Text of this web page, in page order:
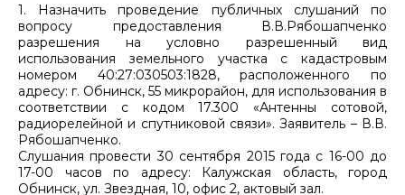
1. Назначить проведение публичных слушаний по
вопросу предоставления В.В.Рябошапченко
разрешения на условно разрешенный вид
использования земельного участка с кадастровым
номером 40:27:030503:1828, расположенного по
адресу: г. Обнинск, 55 микрорайон, для использования в
соответствии с кодом 17.300 «Антенны сотовой,
радиорелейной и спутниковой связи». Заявитель – В.В.
Рябошапченко.
Слушания провести 30 сентября 2015 года с 16-00 до
17-00 часов по адресу: Калужская область, город
Обнинск, ул. Звездная, 10, офис 2, актовый зал.